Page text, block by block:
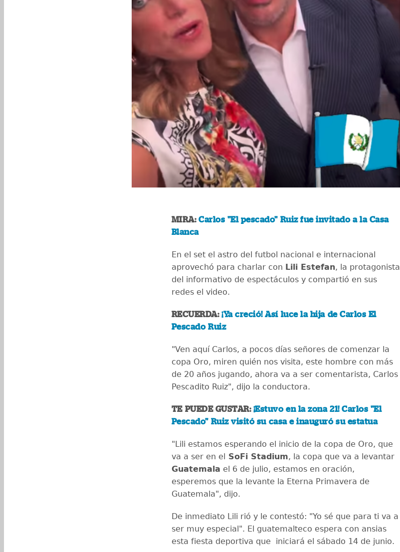
MIRA:Carlos "El pescado" Ruiz fue invitado a la Casa
Blanca
En el set el astro del futbol nacional e internacional
aprovechó para charlar con Lili Estefan, la protagonista
del informativo de espectáculos y compartió en sus
redes el video.
RECUERDA:¡Ya creció! Así luce la hija de Carlos El
Pescado Ruiz
"Ven aquí Carlos, a pocos días señores de comenzar la
copa Oro, miren quién nos visita, este hombre con más
de 20 años jugando, ahora va a ser comentarista, Carlos
Pescadito Ruiz", dijo la conductora.
TE PUEDE GUSTAR:¡Estuvo en la zona 21! Carlos "El
Pescado" Ruiz visitó su casa e inauguró su estatua
"Lili estamos esperando el inicio de la copa de Oro, que
va a ser en el SoFi Stadium, la copa que va a levantar
Guatemala el 6 de julio, estamos en oración,
esperemos que la levante la Eterna Primavera de
Guatemala", dijo.
De inmediato Lili rió y le contestó: "Yo sé que para ti va a
ser muy especial". El guatemalteco espera con ansias
esta fiesta deportiva que iniciará el sábado 14 de junio.